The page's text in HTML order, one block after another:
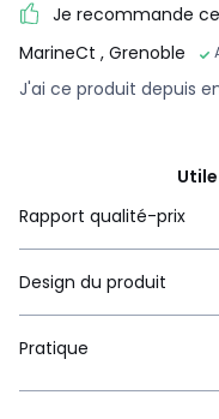
Je recommande
MarineCt , Grenoble
J'ai ce produit depuis
Rapport qualité-prix
Design du produit
Pratique